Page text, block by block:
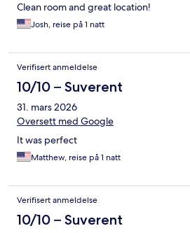
Clean room and great location!
Josh, reise på 1 natt
Verifisert anmeldelse
10/10 – Suverent
31. mars 2026
Oversett med Google
It was perfect
Matthew, reise på 1 natt
Verifisert anmeldelse
10/10 – Suverent